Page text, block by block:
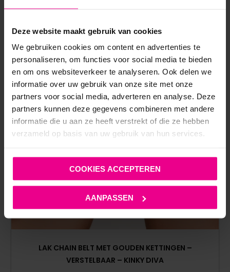
Deze website maakt gebruik van cookies
We gebruiken cookies om content en advertenties te
personaliseren, om functies voor social media te bieden
en om ons websiteverkeer te analyseren. Ook delen we
informatie over uw gebruik van onze site met onze
partners voor social media, adverteren en analyse. Deze
partners kunnen deze gegevens combineren met andere
informatie die u aan ze heeft verstrekt of die ze hebben
verzameld op basis van uw gebruik van hun services.
COOKIES ACCEPTEREN
AANPASSEN
LAK CHAIN BELT MET GOUDEN KETTINGEN –
VERSTELBAAR – KINKY DIVA